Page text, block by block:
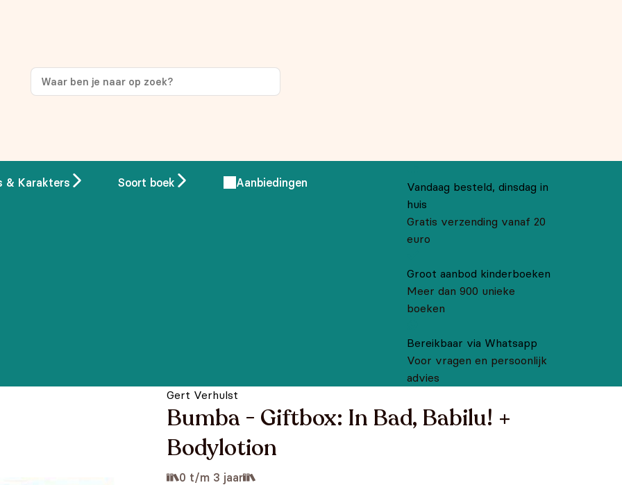
& Karakters Soort boek Aanbiedingen
Vandaag besteld, dinsdag in
huis
Gratis verzending vanaf 20
euro
Groot aanbod kinderboeken
Meer dan 900 unieke
boeken
Bereikbaar via Whatsapp
Voor vragen en persoonlijk
advies
Gert Verhulst
Bumba - Giftbox: In Bad, Babilu! +
Bodylotion
0 t/m 3 jaar
op je eerste aankoop!